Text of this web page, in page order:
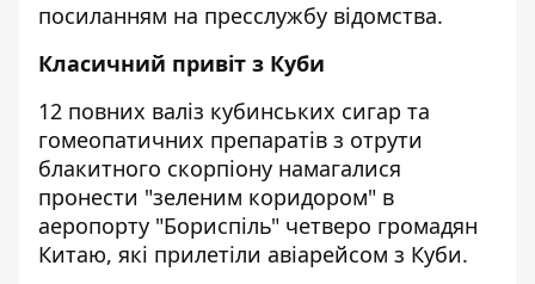
посиланням на пресслужбу відомства.
Класичний привіт з Куби
12 повних валіз кубинських сигар та
гомеопатичних препаратів з отрути
блакитного скорпіону намагалися
пронести "зеленим коридором" в
аеропорту "Бориспіль" четверо громадян
Китаю, які прилетіли авіарейсом з Куби.